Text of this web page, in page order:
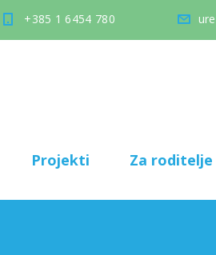
+385 1 6454 780
Projekti Za roditelje